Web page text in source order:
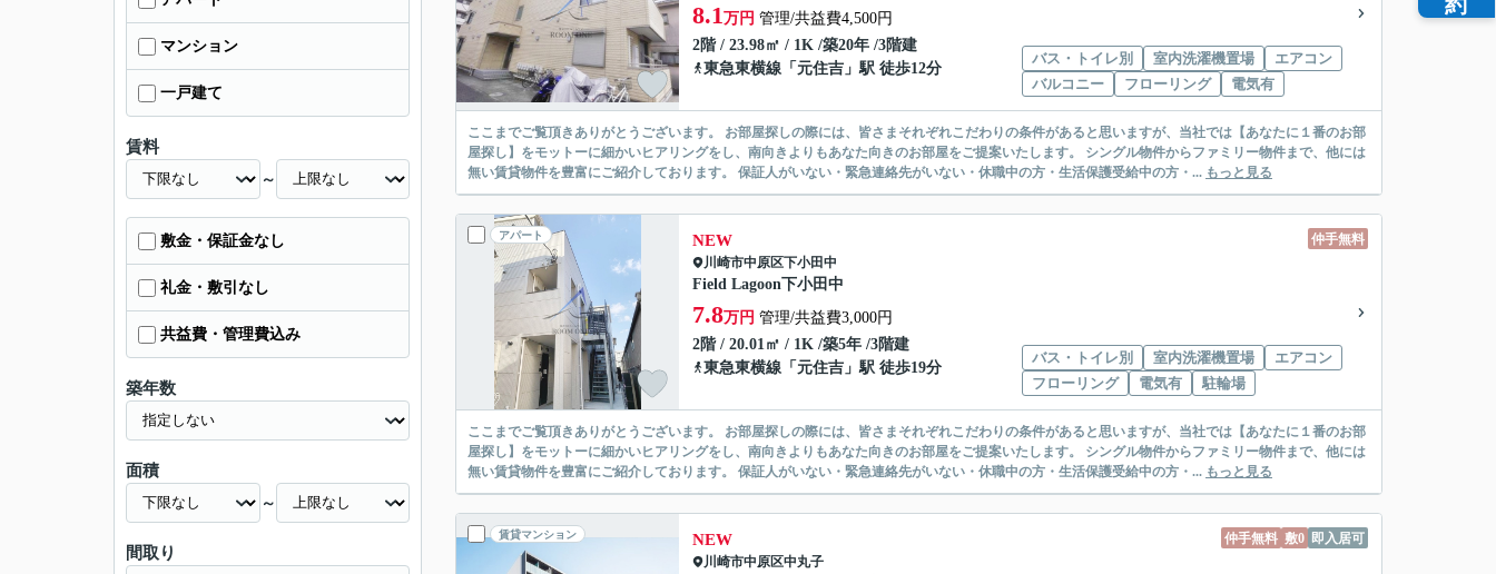
8.1万円 管理/共益費4,500円
2階 / 23.98㎡ / 1K /築20年 /3階建
東急東横線 「 元住吉 」駅 徒歩12分
バス・トイレ別 室内洗濯機置場
エアコン
バルコニー
フローリング 電気有
ここまでご覧頂きありがとうございます。 お部屋探しの際には、皆さまそれぞれこだわりの条件があると思いますが、当社では【あなたに１番のお部
屋探し】をモットーに細かいヒアリングをし、南向きよりもあなた向きのお部屋をご提案いたします。 シングル物件からファミリー物件まで、他には
無い賃貸物件を豊富にご紹介しております。 保証人がいない・緊急連絡先がいない・休職中の方・生活保護受給中の方・... もっと見る
アパート 仲手無料
NEW
川崎市中原区下小田中
Field Lagoon下小田中
7.8万円 管理/共益費3,000円
2階 / 20.01㎡ / 1K /築5年 /3階建
東急東横線 「 元住吉 」駅 徒歩19分
バス・トイレ別 室内洗濯機置場
エアコン
フローリング
電気有 駐輪場
ここまでご覧頂きありがとうございます。 お部屋探しの際には、皆さまそれぞれこだわりの条件があると思いますが、当社では【あなたに１番のお部
屋探し】をモットーに細かいヒアリングをし、南向きよりもあなた向きのお部屋をご提案いたします。 シングル物件からファミリー物件まで、他には
無い賃貸物件を豊富にご紹介しております。 保証人がいない・緊急連絡先がいない・休職中の方・生活保護受給中の方・... もっと見る
賃貸マンション 仲手無料 敷0 即入居可
NEW
川崎市中原区中丸子
マンション
一戸建て
賃料
～
敷金・保証金なし
礼金・敷引なし
共益費・管理費込み
築年数
面積
～
間取り